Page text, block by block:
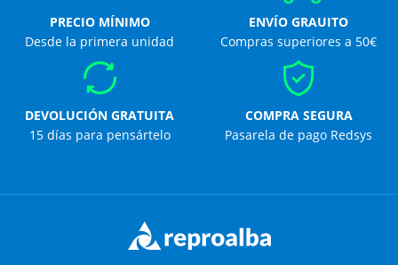
PRECIO MÍNIMO
Desde la primera unidad
ENVÍO GRAUITO
Compras superiores a 50€
DEVOLUCIÓN GRATUITA
15 días para pensártelo
COMPRA SEGURA
Pasarela de pago Redsys